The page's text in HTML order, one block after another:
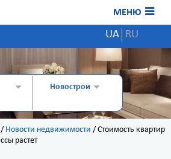
МЕНЮ
UA RU
Новострои
/ Новости недвижимости / Стоимость квартир
растет